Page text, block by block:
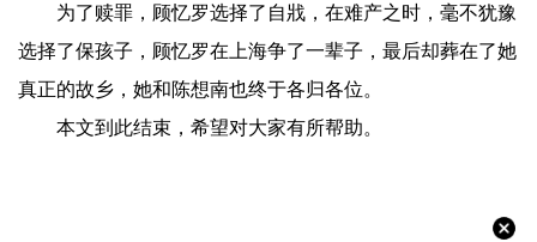
为了赎罪，顾忆罗选择了自戕，在难产之时，毫不犹豫
选择了保孩子，顾忆罗在上海争了一辈子，最后却葬在了她
真正的故乡，她和陈想南也终于各归各位。
本文到此结束，希望对大家有所帮助。